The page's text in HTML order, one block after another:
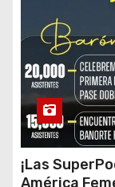
¡Las
América